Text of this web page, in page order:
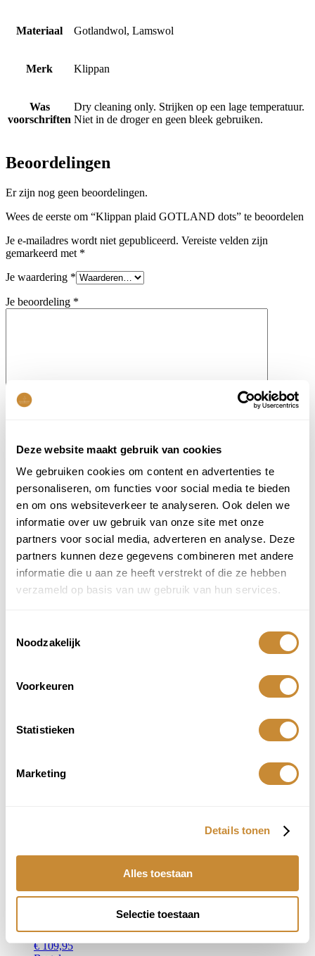
Deze website maakt gebruik van cookies
We gebruiken cookies om content en advertenties te
personaliseren, om functies voor social media te bieden
en om ons websiteverkeer te analyseren. Ook delen we
informatie over uw gebruik van onze site met onze
partners voor social media, adverteren en analyse. Deze
partners kunnen deze gegevens combineren met andere
informatie die u aan ze heeft verstrekt of die ze hebben
verzameld op basis van uw gebruik van hun services.
Noodzakelijk
Voorkeuren
Statistieken
Marketing
Details tonen
Alles toestaan
Selectie toestaan
Materiaal Gotlandwol, Lamswol
Merk Klippan
Was
voorschriften
Dry cleaning only. Strijken op een lage temperatuur.
Niet in de droger en geen bleek gebruiken.
Beoordelingen
Er zijn nog geen beoordelingen.
Wees de eerste om “Klippan plaid GOTLAND dots” te beoordelen
Je e-mailadres wordt niet gepubliceerd. Vereiste velden zijn
gemarkeerd met *
Je waardering *
Je beoordeling *
E-mail
Mijn naam, e-mail en site opslaan in deze browser voor de
volgende keer wanneer ik een reactie plaats.
N/A Plaids
Deel dit product:
Aanbevolen producten
Klippan plaid GOTLAND dots –
Bestel
Klippan plaid GOTLAND dots –
€109,95